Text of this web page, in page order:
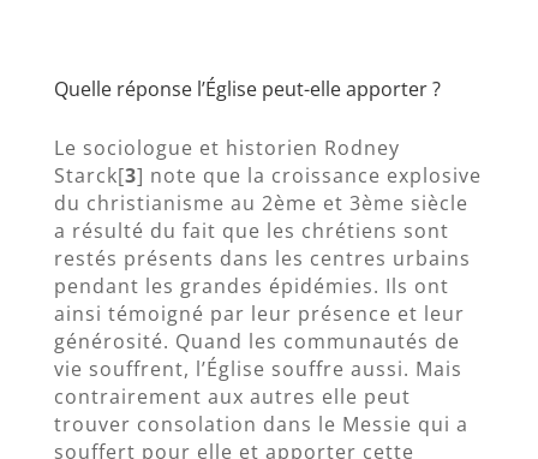
Quelle réponse l’Église peut-elle apporter ?
Le sociologue et historien Rodney
Starck[3] note que la croissance explosive
du christianisme au 2ème et 3ème siècle
a résulté du fait que les chrétiens sont
restés présents dans les centres urbains
pendant les grandes épidémies. Ils ont
ainsi témoigné par leur présence et leur
générosité. Quand les communautés de
vie souffrent, l’Église souffre aussi. Mais
contrairement aux autres elle peut
trouver consolation dans le Messie qui a
souffert pour elle et apporter cette